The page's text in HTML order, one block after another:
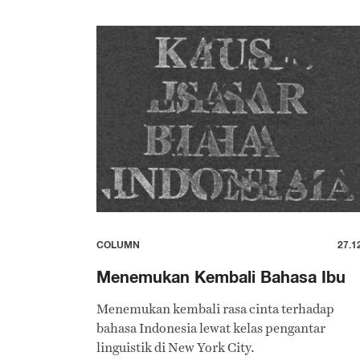
COLUMN
Menemukan Kembali Bahasa Ibu
Menemukan kembali rasa cinta terhadap
bahasa Indonesia lewat kelas pengantar
linguistik di New York City.